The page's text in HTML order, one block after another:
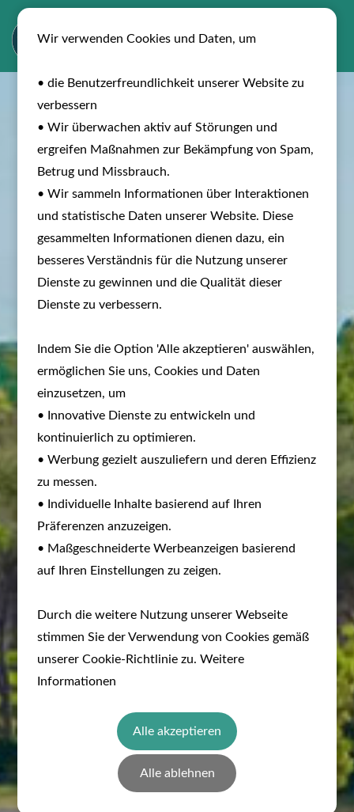
Wir verwenden Cookies und Daten, um
• die Benutzerfreundlichkeit unserer Website zu
verbessern
• Wir überwachen aktiv auf Störungen und
ergreifen Maßnahmen zur Bekämpfung von Spam,
Betrug und Missbrauch.
• Wir sammeln Informationen über Interaktionen
und statistische Daten unserer Website. Diese
gesammelten Informationen dienen dazu, ein
besseres Verständnis für die Nutzung unserer
Dienste zu gewinnen und die Qualität dieser
Dienste zu verbessern.
Indem Sie die Option 'Alle akzeptieren' auswählen,
ermöglichen Sie uns, Cookies und Daten
einzusetzen, um
• Innovative Dienste zu entwickeln und
kontinuierlich zu optimieren.
• Werbung gezielt auszuliefern und deren Effizienz
zu messen.
• Individuelle Inhalte basierend auf Ihren
Präferenzen anzuzeigen.
• Maßgeschneiderte Werbeanzeigen basierend
auf Ihren Einstellungen zu zeigen.
Durch die weitere Nutzung unserer Webseite
stimmen Sie der Verwendung von Cookies gemäß
unserer Cookie-Richtlinie zu. Weitere
Informationen
Alle akzeptieren
Alle ablehnen